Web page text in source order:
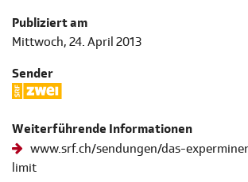
Publiziert am
Mittwoch, 24. April 2013
Sender
Weiterführende Informationen
www.srf.ch/sendungen/das-
limit